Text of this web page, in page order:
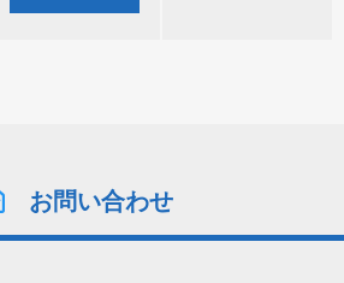
お問い合わせ